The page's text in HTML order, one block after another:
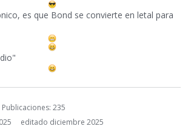
es que Bond se convierte en letal para
Publicaciones: 235
editado diciembre 2025